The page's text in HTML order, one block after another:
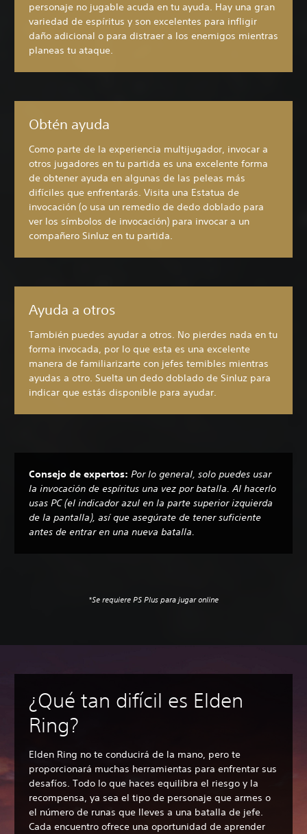
personaje no jugable acuda en tu ayuda. Hay una gran
variedad de espíritus y son excelentes para infligir
daño adicional o para distraer a los enemigos mientras
planeas tu ataque.
Obtén ayuda
Como parte de la experiencia multijugador, invocar a
otros jugadores en tu partida es una excelente forma
de obtener ayuda en algunas de las peleas más
difíciles que enfrentarás. Visita una Estatua de
invocación (o usa un remedio de dedo doblado para
ver los símbolos de invocación) para invocar a un
compañero Sinluz en tu partida.
Ayuda a otros
También puedes ayudar a otros. No pierdes nada en tu
forma invocada, por lo que esta es una excelente
manera de familiarizarte con jefes temibles mientras
ayudas a otro. Suelta un dedo doblado de Sinluz para
indicar que estás disponible para ayudar.
Consejo de expertos: Por lo general, solo puedes usar
la invocación de espíritus una vez por batalla. Al hacerlo
usas PC (el indicador azul en la parte superior izquierda
de la pantalla), así que asegúrate de tener suficiente
antes de entrar en una nueva batalla.
*Se requiere PS Plus para jugar online
¿Qué tan difícil es Elden
Ring?
Elden Ring no te conducirá de la mano, pero te
proporcionará muchas herramientas para enfrentar sus
desafíos. Todo lo que haces equilibra el riesgo y la
recompensa, ya sea el tipo de personaje que armes o
el número de runas que lleves a una batalla de jefe.
Cada encuentro ofrece una oportunidad de aprender